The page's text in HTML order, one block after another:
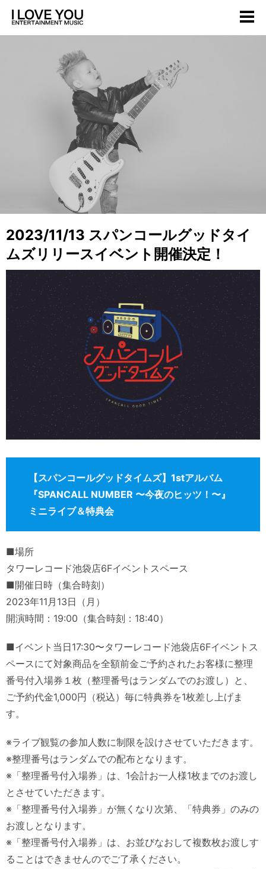
2023/11/13 スパンコールグッドタイ
ムズリリースイベント開催決定！
【スパンコールグッドタイムズ】1stアルバム
『SPANCALL NUMBER 〜今夜のヒッツ！〜』
ミニライブ＆特典会
■場所
タワーレコード池袋店6Fイベントスペース
■開催日時（集合時刻）
2023年11月13日（月）
開演時間：19:00（集合時刻：18:40）
■イベント当日17:30〜タワーレコード池袋店6Fイベントス
ペースにて対象商品を全額前金ご予約されたお客様に整理
番号付入場券１枚（整理番号はランダムでのお渡し）と、
ご予約代金1,000円（税込）毎に特典券を1枚差し上げま
す。
※ライブ観覧の参加人数に制限を設けさせていただきます。
※整理番号はランダムでの配布となります。
※「整理番号付入場券」は、1会計お一人様1枚までのお渡し
とさせていただきます。
※「整理番号付入場券」が無くなり次第、「特典券」のみの
お渡しとなります。
※「整理番号付入場券」は、お並びなおして複数枚お渡しす
ることはできませんのでご了承ください。